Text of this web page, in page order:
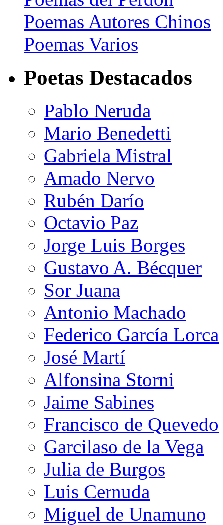
Poemas Autores Chinos
Poemas Varios
Poetas Destacados
Pablo Neruda
Mario Benedetti
Gabriela Mistral
Amado Nervo
Rubén Darío
Octavio Paz
Jorge Luis Borges
Gustavo A. Bécquer
Sor Juana
Antonio Machado
Federico García Lorca
José Martí
Alfonsina Storni
Jaime Sabines
Francisco de Quevedo
Garcilaso de la Vega
Julia de Burgos
Luis Cernuda
Miguel de Unamuno